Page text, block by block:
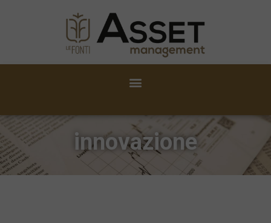
innovazione